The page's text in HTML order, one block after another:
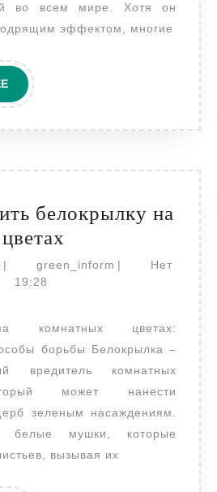
во всем мире. Хотя он
эффектом, многие
ЧИТАТЬ
ДАЛЕЕ
белокрылку на
потравить
комнатных
цветах
15
июля
| green_inform green_inform
|
Нет
19:28
борьбы Белокрылка –
вредитель комнатных
может нанести
зеленым насаждениям.
белые мушки, которые
вызывая их